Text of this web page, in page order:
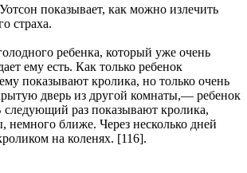
показывает, как можно излечить
страха.
ребенка, который уже очень
ему есть. Как только ребенок
показывают кролика, но только очень
дверь из другой комнаты,— ребенок
следующий раз показывают кролика,
немного ближе. Через несколько дней
на коленях. [116].